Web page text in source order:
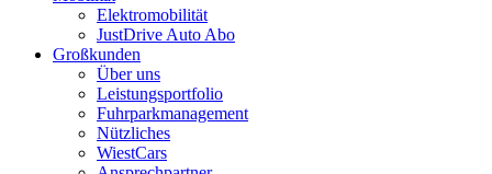
Elektromobilität
JustDrive Auto Abo
Großkunden
Über uns
Leistungsportfolio
Fuhrparkmanagement
Nützliches
WiestCars